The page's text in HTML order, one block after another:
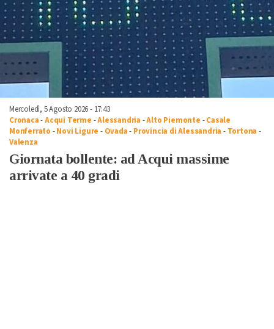
Mercoledì, 5 Agosto 2026 - 17:43
Cronaca-Acqui Terme -Alessandria -Alto Piemonte -Casale
Monferrato -Novi Ligure - Ovada- Provincia di Alessandria - Tortona -
Valenza
Giornata bollente: ad Acqui massime
arrivate a 40 gradi